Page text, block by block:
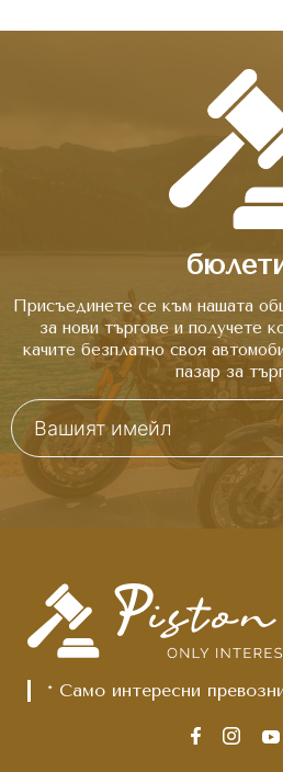
Присъединете се към нашата
за нови търгове и получете
качите безплатно своя
пазар за
* Само интересни